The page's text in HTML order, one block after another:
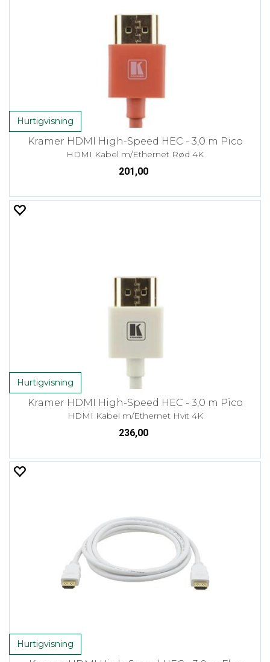
Hurtigvisning
Kramer HDMI High-Speed HEC - 3,0 m Pico
HDMI Kabel m/Ethernet Rød 4K
201,00
Hurtigvisning
Kramer HDMI High-Speed HEC - 3,0 m Pico
HDMI Kabel m/Ethernet Hvit 4K
236,00
Hurtigvisning